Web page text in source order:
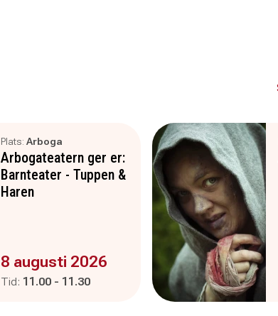
Plats: Arboga
Arbogateatern ger er:
Barnteater - Tuppen &
Haren
Evenemanget är :
8 augusti 2026
Tid: Pågår mellan
11.00 - och
11.30